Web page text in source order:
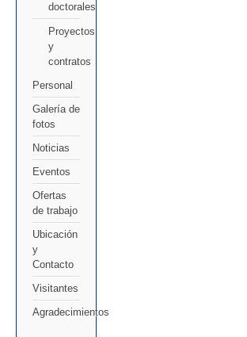
doctorales
Proyectos
y
contratos
Personal
Galería de
fotos
Noticias
Eventos
Ofertas
de trabajo
Ubicación
y
Contacto
Visitantes
Agradecimientos